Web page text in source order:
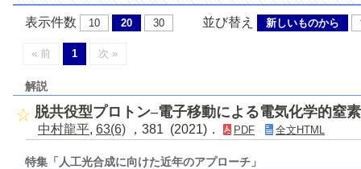
表示件数 10 20 30 並び替え 新しいものから
« 前 1 次 »
解説
脱共役型プロトン–電子移動による電気化学的窒
中村龍平, 63(6) ，381 (2021)． PDF 全文HTML
特集「人工光合成に向けた近年のアプローチ」